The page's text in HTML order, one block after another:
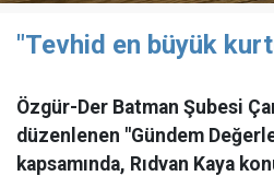
"Tevhid en büyük
Özgür-Der Batman Şubesi
düzenlenen "Gündem
kapsamında, Rıdvan Kaya